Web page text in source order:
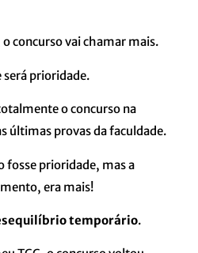
concurso vai chamar mais.
será prioridade.
o concurso na
últimas provas da faculdade.
fosse prioridade, mas a
era mais!
temporário.